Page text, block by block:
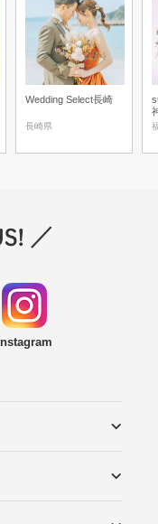
Wedding Select長崎
長崎県
Instagram